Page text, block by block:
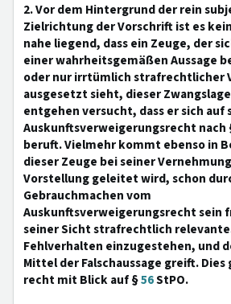
2. Vor dem Hintergrund der rein
Zielrichtung der Vorschrift ist es
nahe liegend, dass ein Zeuge, der
einer wahrheitsgemäßen Aussage
oder nur irrtümlich strafrechtlicher
ausgesetzt sieht, dieser
entgehen versucht, dass er sich auf
Auskunftsverweigerungsrecht nach
beruft. Vielmehr kommt ebenso in
dieser Zeuge bei seiner
Vorstellung geleitet wird, schon
Gebrauchmachen vom
Auskunftsverweigerungsrecht sein
seiner Sicht strafrechtlich
Fehlverhalten einzugestehen, und
Mittel der Falschaussage greift.
recht mit Blick auf §56StPO.